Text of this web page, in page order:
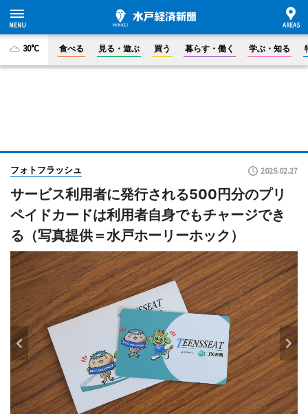
30°C 食べる 見る・遊ぶ 買う 暮らす・働く 学ぶ・知る
フォトフラッシュ 2025.02.27
サービス利用者に発行される500円分のプリ
ペイドカードは利用者自身でもチャージでき
る（写真提供＝水戸ホーリーホック）